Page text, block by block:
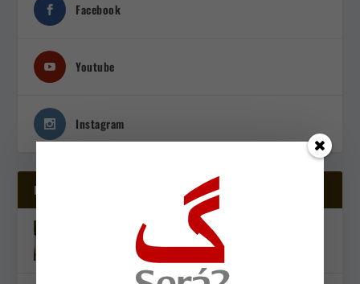
Facebook
Youtube
Instagram
Postagens Recentes
Tríplice crise diplomática — Editorial